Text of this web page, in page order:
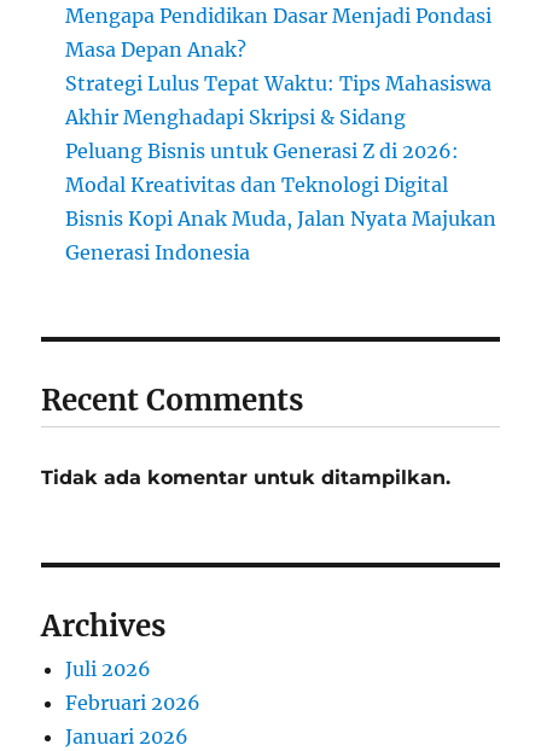
Mengapa Pendidikan Dasar Menjadi Pondasi
Masa Depan Anak?
Strategi Lulus Tepat Waktu: Tips Mahasiswa
Akhir Menghadapi Skripsi & Sidang
Peluang Bisnis untuk Generasi Z di 2026:
Modal Kreativitas dan Teknologi Digital
Bisnis Kopi Anak Muda, Jalan Nyata Majukan
Generasi Indonesia
Recent Comments
Tidak ada komentar untuk ditampilkan.
Archives
Juli 2026
Februari 2026
Januari 2026